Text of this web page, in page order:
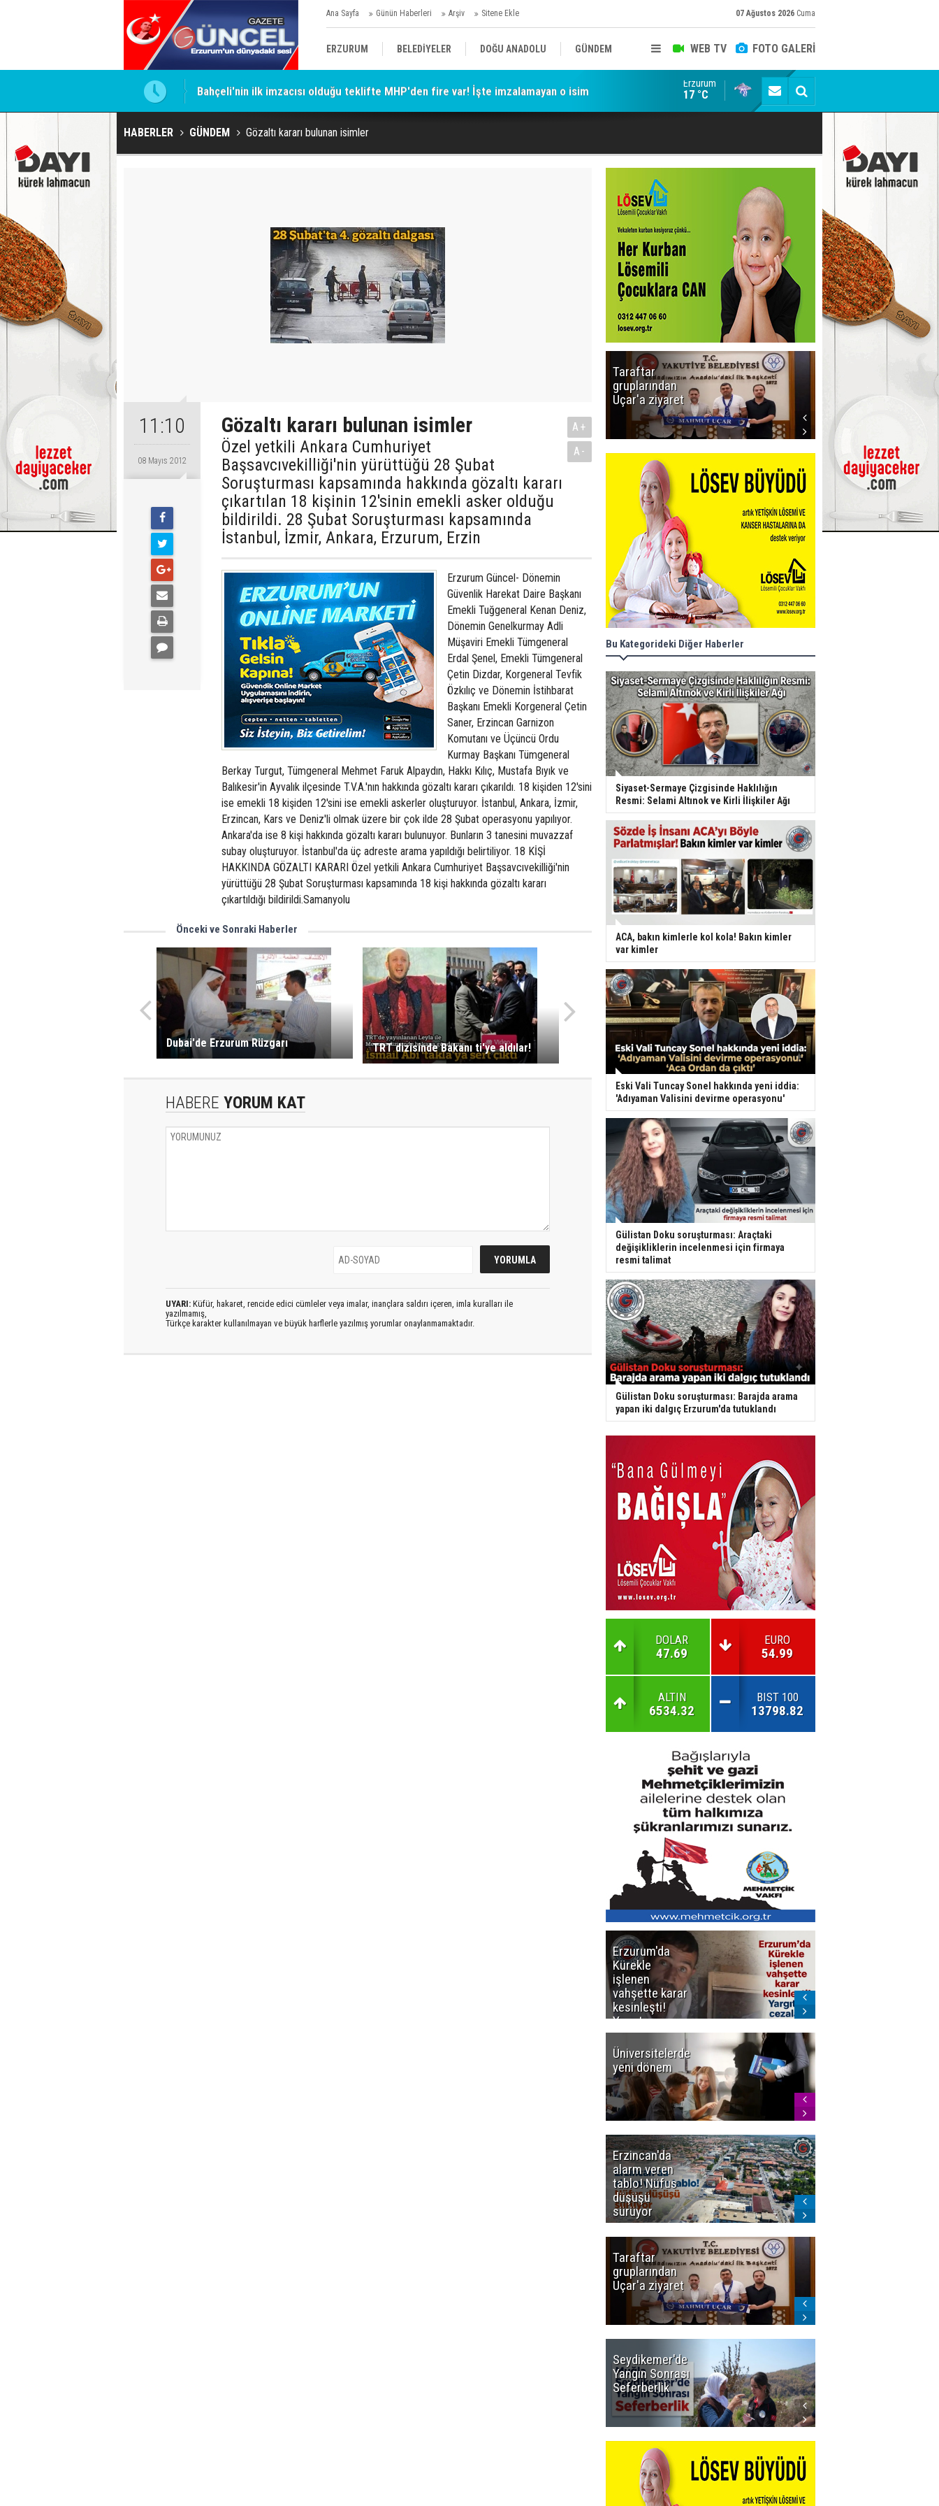
Ana Sayfa Günün Haberleri Arşiv Sitene Ekle 07 Ağustos 2026 Cuma
WEB TV FOTO GALERİ
ERZURUM BELEDİYELER DOĞU ANADOLU GÜNDEM
SİYASET AFAD/ SAVAŞ SPOR
KÜLTÜR/SANAT//MAĞAZİN
Bahçeli'nin ilk imzacısı olduğu teklifte MHP'den fire var! İşte imzalamayan o isim Siyaset-Sermaye Çizgisinde Haklılığın Resmi:
Erzurum
17 °C
HABERLER GÜNDEM Gözaltı kararı bulunan isimler
11:10
08 Mayıs 2012
Gözaltı kararı bulunan isimler
Özel yetkili Ankara Cumhuriyet
Başsavcıvekilliği'nin yürüttüğü 28 Şubat
Soruşturması kapsamında hakkında gözaltı kararı
çıkartılan 18 kişinin 12'sinin emekli asker olduğu
bildirildi. 28 Şubat Soruşturması kapsamında
İstanbul, İzmir, Ankara, Erzurum, Erzin
A+
A-
Erzurum Güncel- Dönemin
Güvenlik Harekat Daire Başkanı
Emekli Tuğgeneral Kenan Deniz,
Dönemin Genelkurmay Adli
Müşaviri Emekli Tümgeneral
Erdal Şenel, Emekli Tümgeneral
Çetin Dizdar, Korgeneral Tevfik
Özkılıç ve Dönemin İstihbarat
Başkanı Emekli Korgeneral Çetin
Saner, Erzincan Garnizon
Komutanı ve Üçüncü Ordu
Kurmay Başkanı Tümgeneral
Berkay Turgut, Tümgeneral Mehmet Faruk Alpaydın, Hakkı Kılıç, Mustafa Bıyık ve
Balıkesir'in Ayvalık ilçesinde T.V.A.'nın hakkında gözaltı kararı çıkarıldı. 18 kişiden 12'sini
ise emekli 18 kişiden 12'sini ise emekli askerler oluşturuyor. İstanbul, Ankara, İzmir,
Erzincan, Kars ve Deniz'li olmak üzere bir çok ilde 28 Şubat operasyonu yapılıyor.
Ankara'da ise 8 kişi hakkında gözaltı kararı bulunuyor. Bunların 3 tanesini muvazzaf
subay oluşturuyor. İstanbul'da üç adreste arama yapıldığı belirtiliyor. 18 KİŞİ
HAKKINDA GÖZALTI KARARI Özel yetkili Ankara Cumhuriyet Başsavcıvekilliği'nin
yürüttüğü 28 Şubat Soruşturması kapsamında 18 kişi hakkında gözaltı kararı
çıkartıldığı bildirildi.Samanyolu
Önceki ve Sonraki Haberler
Dubai'de Erzurum Rüzgarı TRT dizisinde Bakanı ti'ye aldılar!
HABERE YORUM KAT
UYARI: Küfür, hakaret, rencide edici cümleler veya imalar, inançlara saldırı içeren, imla kuralları ile
yazılmamış,
Türkçe karakter kullanılmayan ve büyük harflerle yazılmış yorumlar onaylanmamaktadır.
Taraftar
gruplarından
Uçar'a ziyaret
başlıyor! İlk
düdük Bolu'da
çalacak
Bu Kategorideki Diğer Haberler
Siyaset-Sermaye Çizgisinde Haklılığın
Resmi: Selami Altınok ve Kirli İlişkiler Ağı
ACA, bakın kimlerle kol kola! Bakın kimler
var kimler
Eski Vali Tuncay Sonel hakkında yeni iddia:
'Adıyaman Valisini devirme operasyonu'
Gülistan Doku soruşturması: Araçtaki
değişikliklerin incelenmesi için firmaya
resmi talimat
Gülistan Doku soruşturması: Barajda arama
yapan iki dalgıç Erzurum'da tutuklandı
DOLAR
47.69
EURO
54.99
ALTIN
6534.32
BIST 100
13798.82
Erzurum'da
Kürekle
işlenen
vahşette karar
kesinleşti!
Yargıtay
cezaları onadı
Üniversitelerde
yeni dönem
Erzincan'da
alarm veren
tablo! Nüfus
düşüşü
sürüyor
Taraftar
gruplarından
Uçar'a ziyaret
Seydikemer'de
Yangın Sonrası
Seferberlik